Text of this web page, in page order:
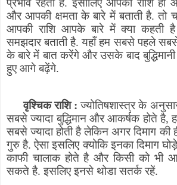
प्रभाव रहता है. इसीलिए आपकी राशि ही
और आपकी क्षमता के बारे में बताती है. तो
आपकी राशि आपके बारे में क्या कहती
समझदार बताती है. यहाँ हम सबसे पहले सबसे
के बारे में बात करेंगे और उसके बाद
हुए आगे बढ़ेंगे.
वृश्चिक राशि : ज्योतिषशास्त्र के
सबसे ज्यादा बुद्धिमान और आकर्षक होते है,
सबसे ज्यादा होती है लेकिन अगर दिमाग की
गुरु है. ऐसा इसलिए क्योकि इनका दिमाग
काफी चालाक होते है और किसी को भी
सकते है. इसलिए इनसे थोडा सतर्क रहें.